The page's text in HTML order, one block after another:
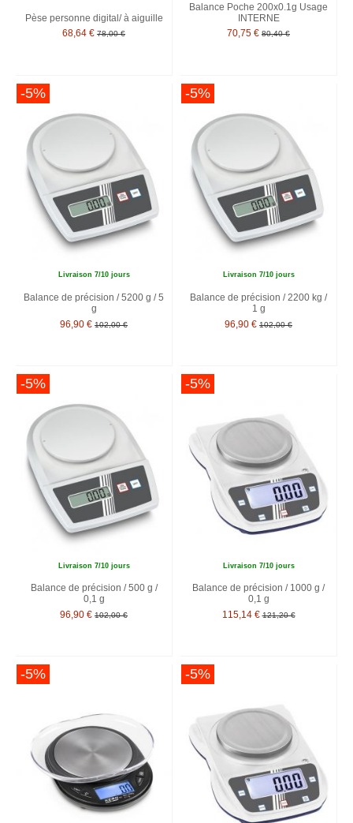
Pèse personne digital/ à aiguille
68,64 € 78,00 €
Balance Poche 200x0.1g Usage
INTERNE
70,75 € 80,40 €
-5%
Livraison 7/10 jours
Balance de précision / 5200 g / 5
g
96,90 € 102,00 €
-5%
Livraison 7/10 jours
Balance de précision / 2200 kg /
1 g
96,90 € 102,00 €
-5%
Livraison 7/10 jours
Balance de précision / 500 g /
0,1 g
96,90 € 102,00 €
-5%
Livraison 7/10 jours
Balance de précision / 1000 g /
0,1 g
115,14 € 121,20 €
-5% -5%